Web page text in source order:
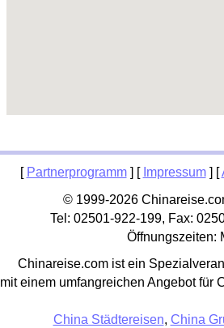
[ Partnerprogramm] [ Impressum] [
© 1999-2026
Tel: 02501-922-199, Fax:
Öffnungszeiten:
Chinareise.com ist ein
mit einem umfangreichen Angebot für
China Städtereisen, China